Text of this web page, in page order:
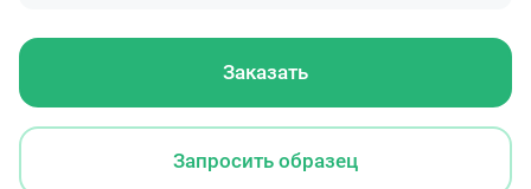
Заказать
Запросить образец